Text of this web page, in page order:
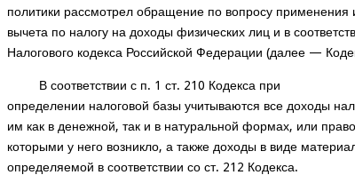
политики рассмотрел обращение по вопросу применения
вычета по налогу на доходы физических лиц и в
Налогового кодекса Российской Федерации (далее —
В соответствии с п. 1 ст. 210 Кодекса при
определении налоговой базы учитываются все доходы
им как в денежной, так и в натуральной формах, или
которыми у него возникло, а также доходы в виде
определяемой в соответствии со ст. 212 Кодекса.